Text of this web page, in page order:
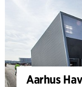
Aarhus